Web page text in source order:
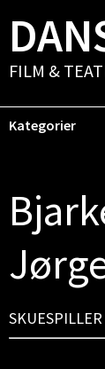
FILM &
Kategorier
SKUESPILLER